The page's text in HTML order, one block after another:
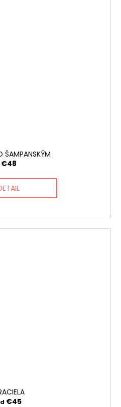
ŠAMPANSKÝM
€48
€45